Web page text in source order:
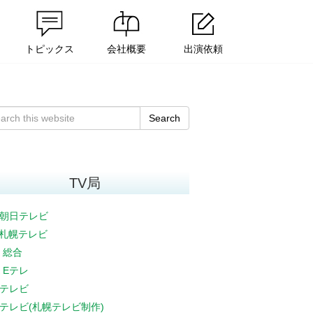
トピックス 会社概要 出演依頼
Search
TV局
日テレビ
幌テレビ
総合
Eテレ
レビ
レビ(札幌テレビ制作)